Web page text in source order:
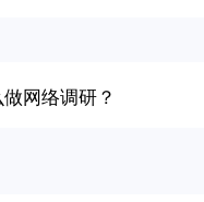
网络调研？